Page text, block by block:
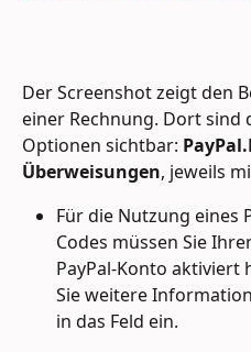
Der Screenshot zeigt den
einer Rechnung. Dort sind
Optionen sichtbar:
Überweisungen, jeweils
Für die Nutzung eines
Codes müssen Sie
PayPal-Konto aktiviert
Sie weitere
in das Feld ein.